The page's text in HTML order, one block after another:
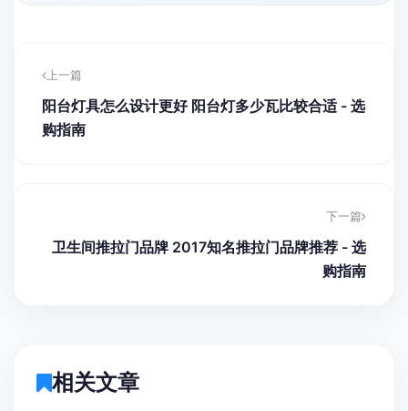
上一篇
阳台灯具怎么设计更好 阳台灯多少瓦比较合适 - 选
购指南
下一篇
卫生间推拉门品牌 2017知名推拉门品牌推荐 - 选
购指南
相关文章